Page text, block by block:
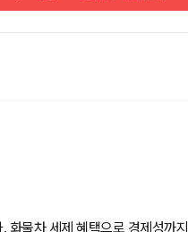
화물차 세제 혜택으로 경제성까